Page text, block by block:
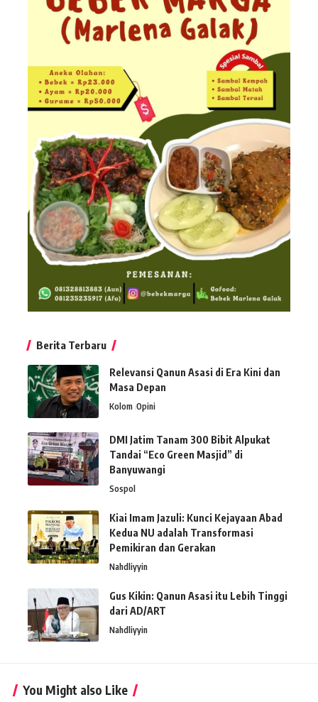
Berita Terbaru
Relevansi Qanun Asasi di Era Kini dan
Masa Depan
Kolom Opini
DMI Jatim Tanam 300 Bibit Alpukat
Tandai “Eco Green Masjid” di
Banyuwangi
Sospol
Kiai Imam Jazuli: Kunci Kejayaan Abad
Kedua NU adalah Transformasi
Pemikiran dan Gerakan
Nahdliyyin
Gus Kikin: Qanun Asasi itu Lebih Tinggi
dari AD/ART
Nahdliyyin
You Might also Like